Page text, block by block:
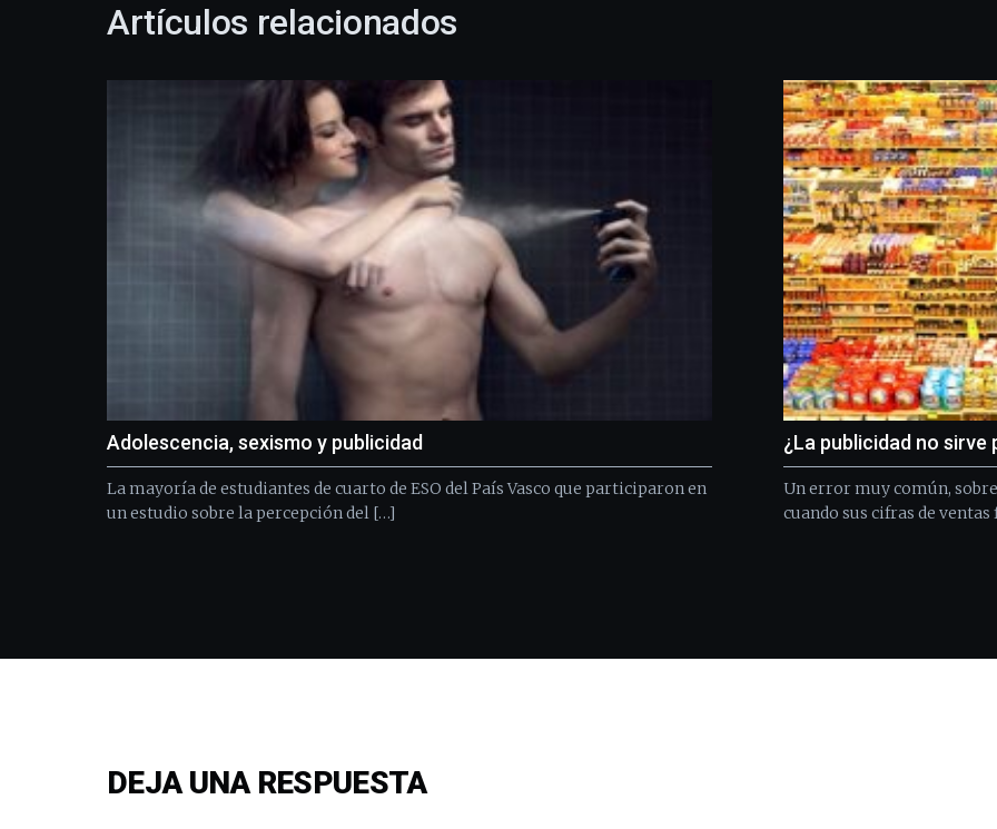
Artículos relacionados
Adolescencia, sexismo y publicidad
La mayoría de estudiantes de cuarto de ESO del País Vasco que participaron en
un estudio sobre la percepción del […]
¿La publicidad no sirve
Un error muy común,
cuando sus cifras de
DEJA UNA RESPUESTA